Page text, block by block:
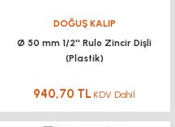
DOĞUŞ KALIP
Ø 50 mm 1/2'' Rulo Zincir Dişli
(Plastik)
940,70 TL KDV Dahil